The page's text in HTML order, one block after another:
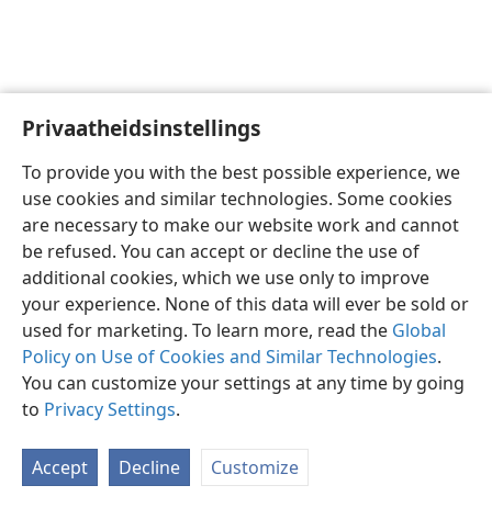
Privaatheidsinstellings
To provide you with the best possible experience, we
use cookies and similar technologies. Some cookies
are necessary to make our website work and cannot
be refused. You can accept or decline the use of
additional cookies, which we use only to improve
your experience. None of this data will ever be sold or
used for marketing. To learn more, read the Global
Policy on Use of Cookies and Similar Technologies.
You can customize your settings at any time by going
to Privacy Settings.
Accept Decline Customize
Afrikaans Voorkeure
Copyright© 2026 Watch Tower Bible and Tract Society of Pennsylvania
Privaatheidsbeleid
JW.ORG
Meld aan